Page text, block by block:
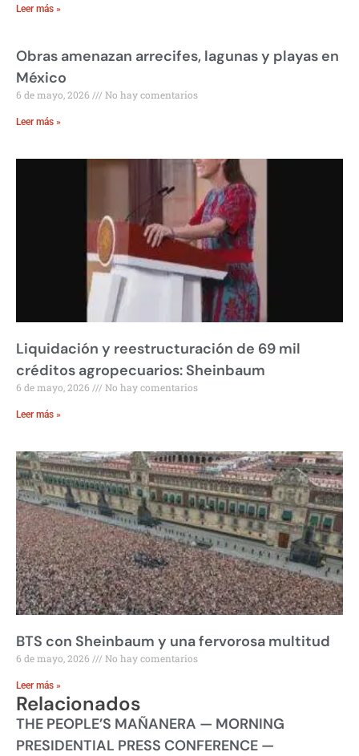
Leer más »
Obras amenazan arrecifes, lagunas y playas en
México
6 de mayo, 2026 No hay comentarios
Leer más »
Liquidación y reestructuración de 69 mil
créditos agropecuarios: Sheinbaum
6 de mayo, 2026 No hay comentarios
Leer más »
BTS con Sheinbaum y una fervorosa multitud
6 de mayo, 2026 No hay comentarios
Leer más »
Relacionados
THE PEOPLE’S MAÑANERA — MORNING
PRESIDENTIAL PRESS CONFERENCE —